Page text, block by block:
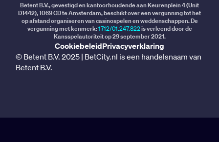
Betent B.V., gevestigd en kantoorhoudende aan Keurenplein 4 (Unit
D1442), 1069 CD te Amsterdam, beschikt over een vergunning tot het
op afstand organiseren van casinospelen en weddenschappen. De
vergunning met kenmerk:1712/01.247.822is verleend door de
Kansspelautoriteit op 29 september 2021.
CookiebeleidPrivacyverklaring
© Betent B.V. 2025 | BetCity.nl is een handelsnaam van
Betent B.V.